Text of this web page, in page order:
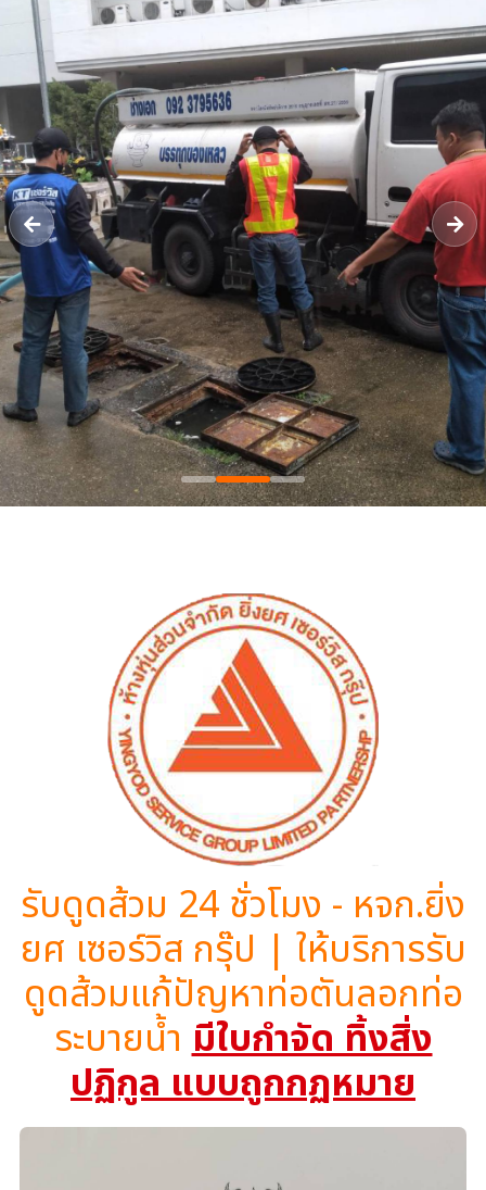
รับดูดส้วม 24 ชั่วโมง - หจก.ยิ่งยศ
เซอร์วิส กรุ๊ป | ให้บริการรับดูดส้วม
แก้ปัญหาท่อตัน ลอกท่อระบายน้ำ ใน
เขตจังหวัดนนทบุรี มีใบกำจัด ทิ้งสิ่ง
ปฏิกูล แบบถูกกฏหมาย
รถดูดส้วม​นนทบุรี รับดูดสิ่งปฏิกูล​ แก้ไขท่อตันทุกชนิด​ ลอกท่อระบายน้ำ​
บริการส่งน้ำ รับงานในเขตจังหวัดนนทบุรี รถบรรทุกเฉพาะกิจ​ (กำจัดสิ่ง
ปฏิกูล)​ ได้รับใบอนุญาตให้รับทำการเก็บขน​ [..]
โทร 09-23795636 แชท LINE ติดต่อเรา
รับดูดส้วม 24 ชั่วโมง - หจก.ยิ่ง
ยศ เซอร์วิส กรุ๊ป | ให้บริการรับ
ดูดส้วมแก้ปัญหาท่อตันลอกท่อ
ระบายน้ำมีใบกำจัด ทิ้งสิ่ง
ปฏิกูล แบบถูกกฏหมาย